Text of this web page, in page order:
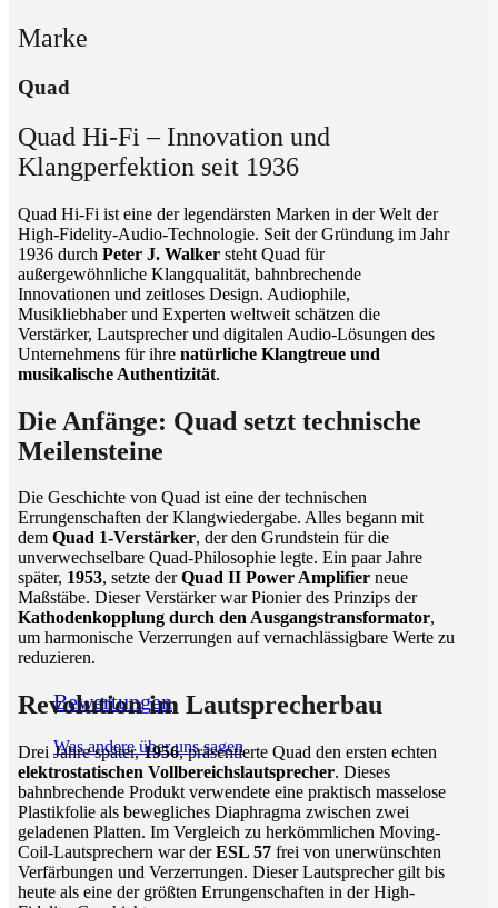
Bewertungen
Was andere über uns sagen
Marke
Quad
Quad Hi-Fi – Innovation und
Klangperfektion seit 1936
Quad Hi-Fi ist eine der legendärsten Marken in der Welt der
High-Fidelity-Audio-Technologie. Seit der Gründung im Jahr
1936 durch Peter J. Walker steht Quad für
außergewöhnliche Klangqualität, bahnbrechende
Innovationen und zeitloses Design. Audiophile,
Musikliebhaber und Experten weltweit schätzen die
Verstärker, Lautsprecher und digitalen Audio-Lösungen des
Unternehmens für ihre natürliche Klangtreue und
musikalische Authentizität.
Die Anfänge: Quad setzt technische
Meilensteine
Die Geschichte von Quad ist eine der technischen
Errungenschaften der Klangwiedergabe. Alles begann mit
dem Quad 1-Verstärker, der den Grundstein für die
unverwechselbare Quad-Philosophie legte. Ein paar Jahre
später, 1953, setzte derQuad II Power Amplifier neue
Maßstäbe. Dieser Verstärker war Pionier des Prinzips der
Kathodenkopplung durch den Ausgangstransformator,
um harmonische Verzerrungen auf vernachlässigbare Werte zu
reduzieren.
Revolution im Lautsprecherbau
Drei Jahre später,1956, präsentierte Quad den ersten echten
elektrostatischen Vollbereichslautsprecher. Dieses
bahnbrechende Produkt verwendete eine praktisch masselose
Plastikfolie als bewegliches Diaphragma zwischen zwei
geladenen Platten. Im Vergleich zu herkömmlichen Moving-
Coil-Lautsprechern war derESL 57 frei von unerwünschten
Verfärbungen und Verzerrungen. Dieser Lautsprecher gilt bis
heute als eine der größten Errungenschaften in der High-